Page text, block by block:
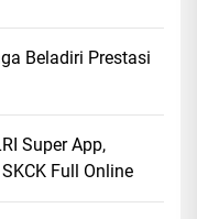
Beladiri Prestasi
Super App,
Full Online